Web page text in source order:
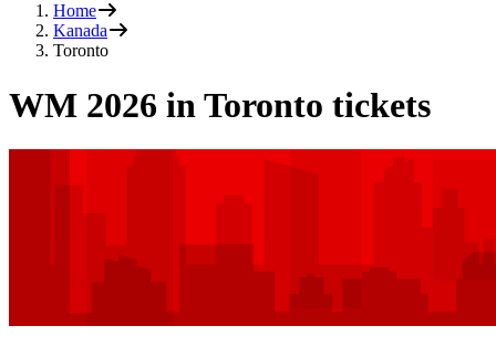
Home
Kanada
Toronto
WM 2026 in Toronto tickets